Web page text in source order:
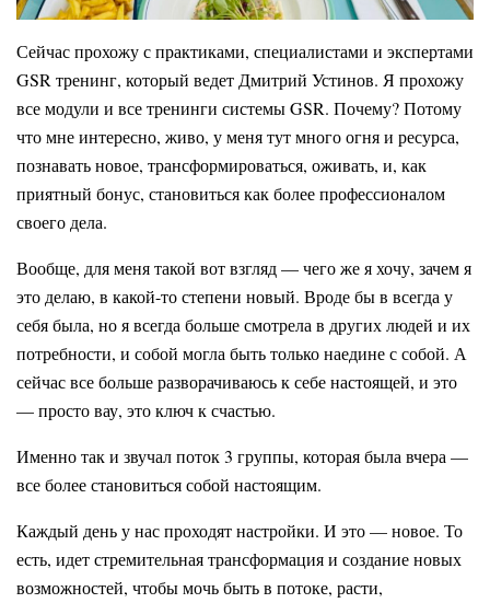
Сейчас прохожу с практиками, специалистами и экспертами
GSR тренинг, который ведет Дмитрий Устинов. Я прохожу
все модули и все тренинги системы GSR. Почему? Потому
что мне интересно, живо, у меня тут много огня и ресурса,
познавать новое, трансформироваться, оживать, и, как
приятный бонус, становиться как более профессионалом
своего дела.
Вообще, для меня такой вот взгляд — чего же я хочу, зачем я
это делаю, в какой-то степени новый. Вроде бы в всегда у
себя была, но я всегда больше смотрела в других людей и их
потребности, и собой могла быть только наедине с собой. А
сейчас все больше разворачиваюсь к себе настоящей, и это
— просто вау, это ключ к счастью.
Именно так и звучал поток 3 группы, которая была вчера —
все более становиться собой настоящим.
Каждый день у нас проходят настройки. И это — новое. То
есть, идет стремительная трансформация и создание новых
возможностей, чтобы мочь быть в потоке, расти,